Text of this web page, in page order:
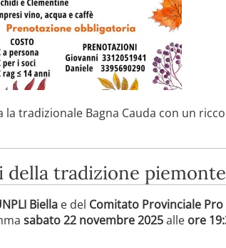
tradizionale Bagna Cauda con un
della tradizione
Biella e del Comitato Provinciale Pro
sabato 22 novembre 2025alle ore